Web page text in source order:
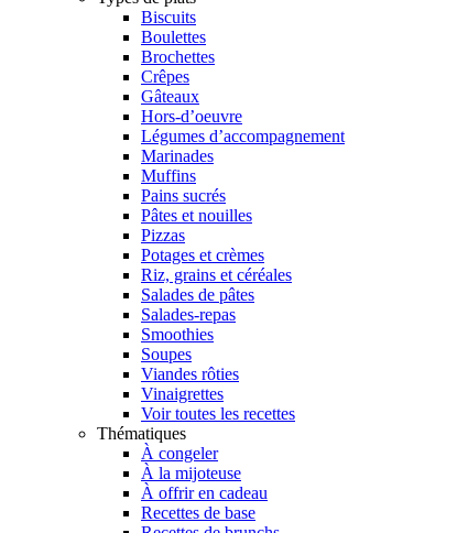
Biscuits
Boulettes
Brochettes
Crêpes
Gâteaux
Hors-d’oeuvre
Légumes d’accompagnement
Marinades
Muffins
Pains sucrés
Pâtes et nouilles
Pizzas
Potages et crèmes
Riz, grains et céréales
Salades de pâtes
Salades-repas
Smoothies
Soupes
Viandes rôties
Vinaigrettes
Voir toutes les recettes
Thématiques
À congeler
À la mijoteuse
À offrir en cadeau
Recettes de base